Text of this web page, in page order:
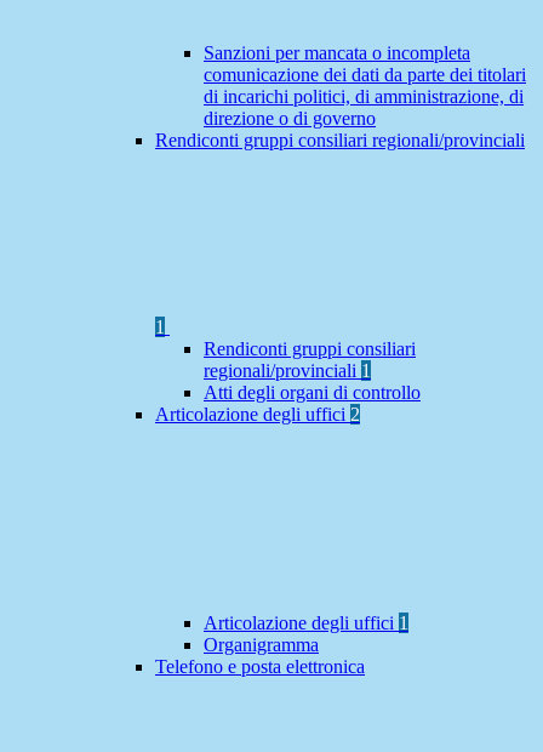
Sanzioni per mancata o incompleta
comunicazione dei dati da parte dei titolari
di incarichi politici, di amministrazione, di
direzione o di governo
Rendiconti gruppi consiliari regionali/provinciali
1
Rendiconti gruppi consiliari
regionali/provinciali 1
Atti degli organi di controllo
Articolazione degli uffici 2
Articolazione degli uffici 1
Organigramma
Telefono e posta elettronica